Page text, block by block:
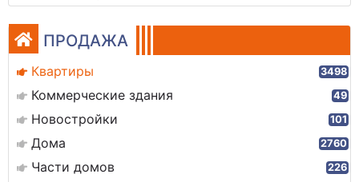
ПРОДАЖА
Квартиры 3498
Коммерческие здания 49
Новостройки 101
Дома 2760
Части домов 226